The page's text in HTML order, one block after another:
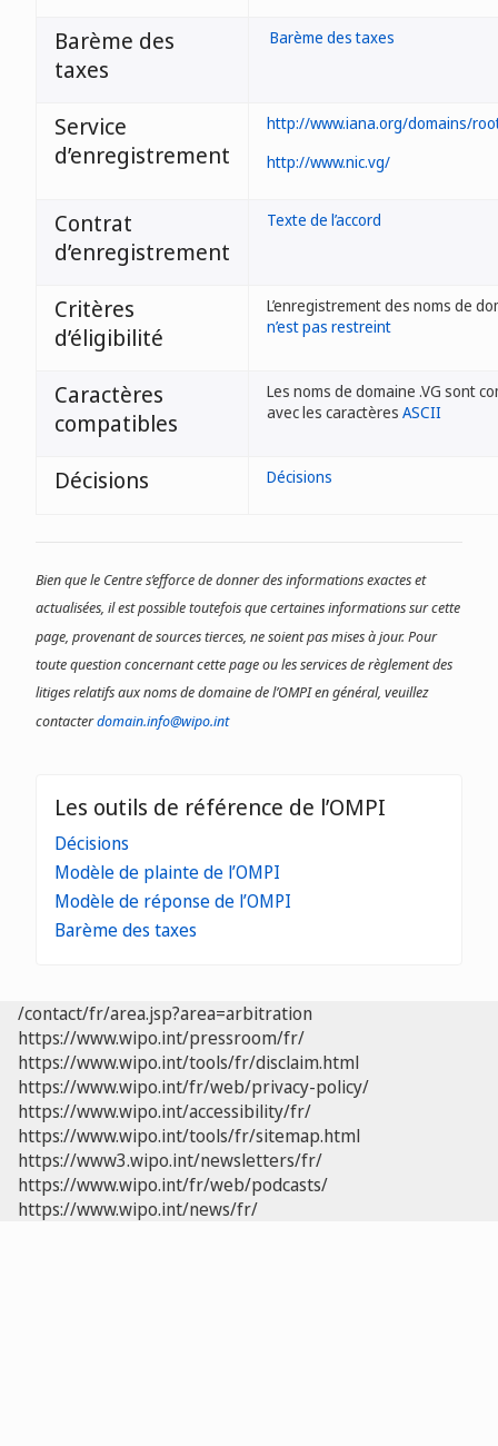
Barème des
taxes
Barème des taxes
Service
d’enregistrement
http://www.iana.org/domains/
http://www.nic.vg/
Contrat
d’enregistrement
Texte de l’accord
Critères
d’éligibilité
L’enregistrement des noms de
n’est pas restreint
Caractères
compatibles
Les noms de domaine .VG sont
avec les caractères ASCII
Décisions Décisions
Bien que le Centre s’efforce de donner des informations exactes et
actualisées, il est possible toutefois que certaines informations sur cette
page, provenant de sources tierces, ne soient pas mises à jour. Pour
toute question concernant cette page ou les services de règlement des
litiges relatifs aux noms de domaine de l’OMPI en général, veuillez
contacterdomain.info@wipo.int
Les outils de référence de l’OMPI
Décisions
Modèle de plainte de l’OMPI
Modèle de réponse de l’OMPI
Barème des taxes
/contact/fr/area.jsp?area=arbitration
https://www.wipo.int/pressroom/fr/
https://www.wipo.int/tools/fr/disclaim.html
https://www.wipo.int/fr/web/privacy-policy/
https://www.wipo.int/accessibility/fr/
https://www.wipo.int/tools/fr/sitemap.html
https://www3.wipo.int/newsletters/fr/
https://www.wipo.int/fr/web/podcasts/
https://www.wipo.int/news/fr/